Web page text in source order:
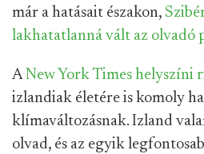
már a hatásait északon,
lakhatatlanná vált az olvadó
ANew York Times helyszíni
izlandiak életére is komoly
klímaváltozásnak. Izland
olvad, és az egyik